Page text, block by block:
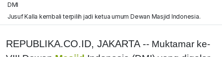
DMI
Jusuf Kalla kembali terpilih jadi ketua umum Dewan Masjid Indonesia.
REPUBLIKA.CO.ID, JAKARTA -- Muktamar ke-